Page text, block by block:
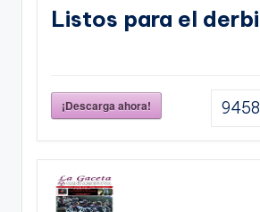
Listos para el derbi
¡Descarga ahora! 9458